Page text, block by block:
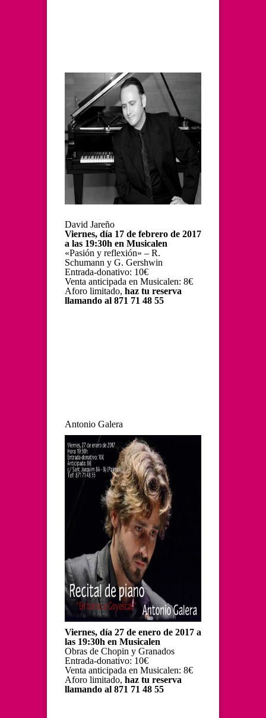
David Jareño
Viernes, día 17 de febrero de 2017
a las 19:30h en Musicalen
«Pasión y reflexión» – R.
Schumann y G. Gershwin
Entrada-donativo: 10€
Venta anticipada en Musicalen: 8€
Aforo limitado, haz tu reserva
llamando al 871 71 48 55
Antonio Galera
Viernes, día 27 de enero de 2017 a
las 19:30h en Musicalen
Obras de Chopin y Granados
Entrada-donativo: 10€
Venta anticipada en Musicalen: 8€
Aforo limitado, haz tu reserva
llamando al 871 71 48 55